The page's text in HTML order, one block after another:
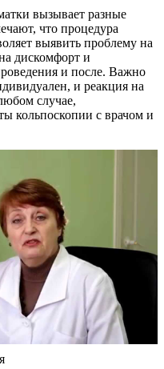
вызывает разные
что процедура
выявить проблему на
дискомфорт и
и после. Важно
и реакция на
случае,
кольпоскопии с врачом и